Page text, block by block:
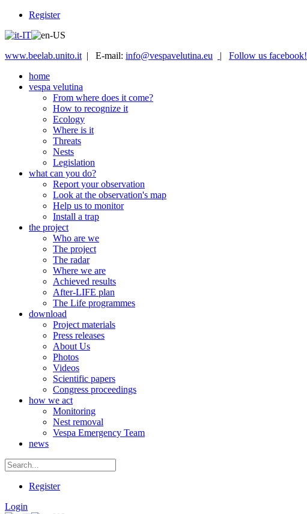
Register
www.beelab.unito.it | E-mail: info@vespavelutina.eu | Follow us facebook!
home
vespa velutina
From where does it come?
How to recognize it
Ecology
Where is it
Threats
Nests
Legislation
what can you do?
Report your observation
Look at the observation's map
Help us to monitor
Install a trap
the project
Who are we
The project
The radar
Where we are
Achieved results
After-LIFE plan
The Life programmes
download
Project materials
Press releases
About Us
Photos
Videos
Scientific papers
Congress proceedings
how we act
Monitoring
Nest removal
Vespa Emergency Team
news
Register
Login